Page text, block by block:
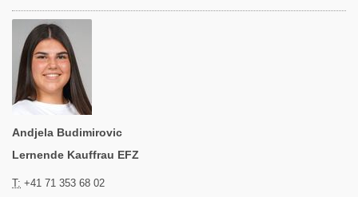
Andjela Budimirovic
Lernende Kauffrau EFZ
T: +41 71 353 68 02